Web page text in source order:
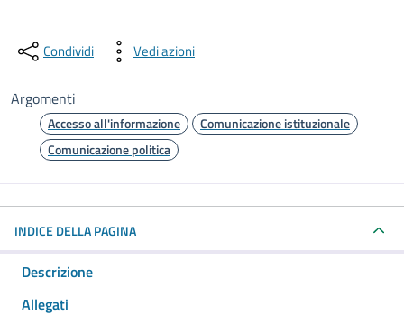
Condividi Vedi azioni
Argomenti
Accesso all'informazione
Comunicazione istituzionale
Comunicazione politica
INDICE DELLA PAGINA
Descrizione
Allegati